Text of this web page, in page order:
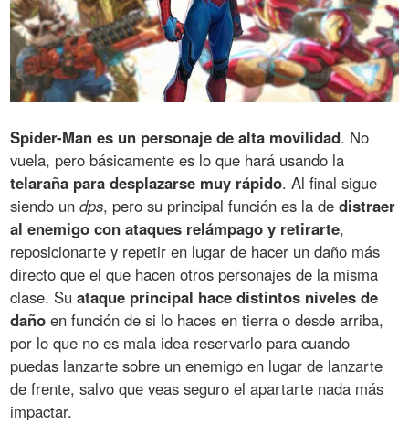
Spider-Man es un personaje de alta movilidad. No
vuela, pero básicamente es lo que hará usando la
telaraña para desplazarse muy rápido. Al final sigue
siendo undps, pero su principal función es la dedistraer
al enemigo con ataques relámpago y retirarte,
reposicionarte y repetir en lugar de hacer un daño más
directo que el que hacen otros personajes de la misma
clase. Suataque principal hace distintos niveles de
daño en función de si lo haces en tierra o desde arriba,
por lo que no es mala idea reservarlo para cuando
puedas lanzarte sobre un enemigo en lugar de lanzarte
de frente, salvo que veas seguro el apartarte nada más
impactar.